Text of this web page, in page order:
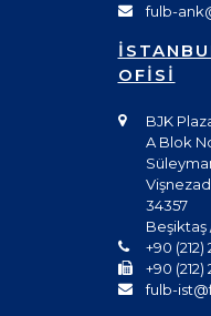
fulb-
OFİSİ
BJK
A Blok
34357
Beşiktaş
+90 (212)
+90 (212)
fulb-